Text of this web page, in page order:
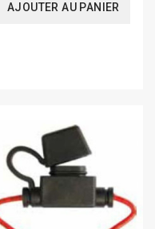
AJOUTER AU PANIER